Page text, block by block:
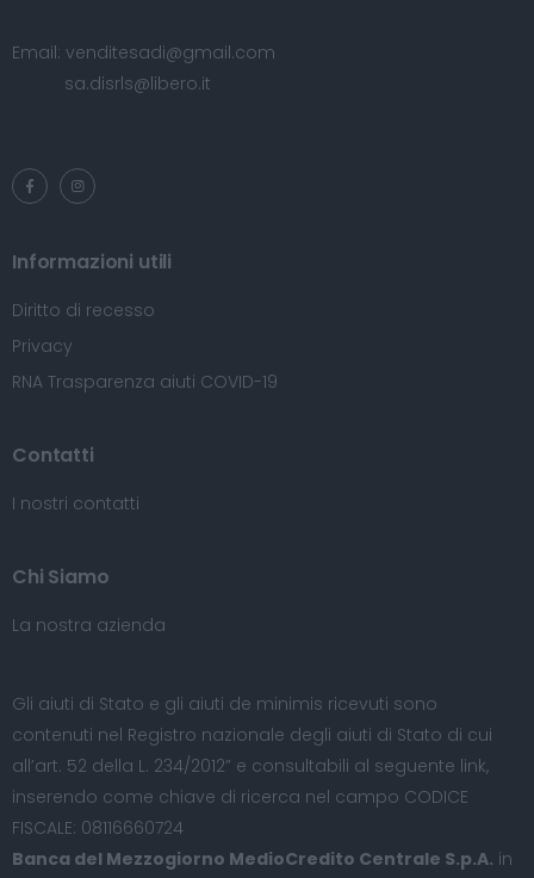
Email: venditesadi@gmail.com
sa.disrls@libero.it
Informazioni utili
Diritto di recesso
Privacy
RNA Trasparenza aiuti COVID-19
Contatti
I nostri contatti
Chi Siamo
La nostra azienda
Gli aiuti di Stato e gli aiuti de minimis ricevuti sono
contenuti nel Registro nazionale degli aiuti di Stato di cui
all’art. 52 della L. 234/2012” e consultabili al seguente link,
inserendo come chiave di ricerca nel campo CODICE
FISCALE: 08116660724
Banca del Mezzogiorno MedioCredito Centrale S.p.A. in